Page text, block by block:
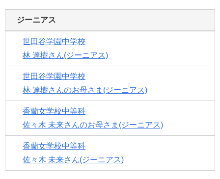
ジーニアス
世田谷学園中学校
林 達樹さん(ジーニアス)
世田谷学園中学校
林 達樹さんのお母さま(ジーニアス)
香蘭女学校中等科
佐々木 未来さんのお母さま(ジーニアス)
香蘭女学校中等科
佐々木 未来さん(ジーニアス)